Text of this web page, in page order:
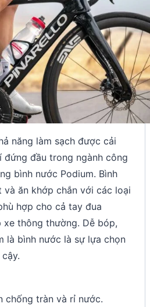
năng làm sạch được cải
đầu trong ngành công
bình nước Podium. Bình
và ăn khớp chắn với các loại
hợp cho cả tay đua
xe thông thường. Dễ bóp,
là bình nước là sự lựa chọn
chống tràn và rỉ nước.